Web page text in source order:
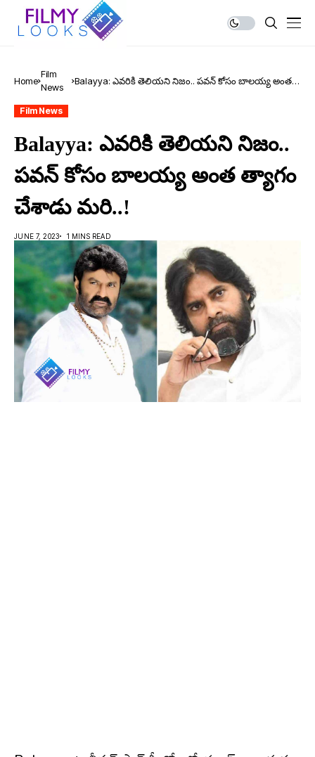
Home
Film
News
Balayya: ఎవ‌రికి తెలియ‌ని నిజం.. ప‌వ‌న్ కోసం బాల‌య్య అంత
Film News
Balayya: ఎవ‌రికి తెలియ‌ని నిజం..
ప‌వ‌న్ కోసం బాల‌య్య అంత త్యాగం
చేశాడు మ‌రి..!
JUNE 7, 2023 1 MINS READ